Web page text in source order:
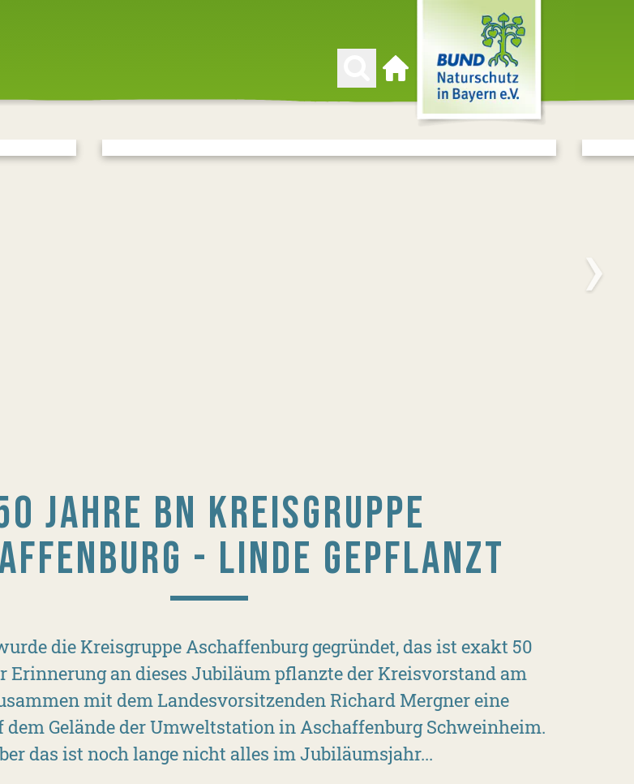
Zur Startseite
JAHRE BN KREISGRUPPE
- LINDE GEPFLANZT
die Kreisgruppe Aschaffenburg gegründet, das ist exakt 50
Erinnerung an dieses Jubiläum pflanzte der Kreisvorstand am
mit dem Landesvorsitzenden Richard Mergner eine
Gelände der Umweltstation in Aschaffenburg Schweinheim.
das ist noch lange nicht alles im Jubiläumsjahr...